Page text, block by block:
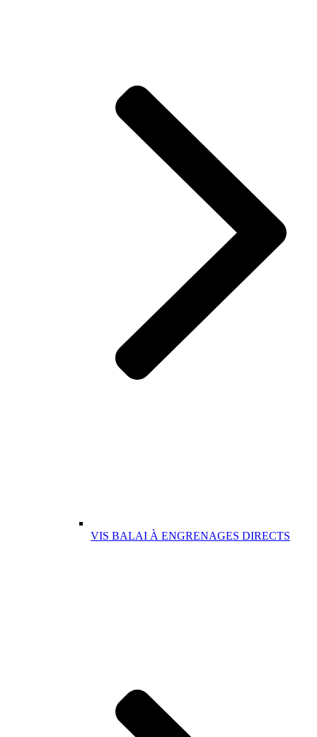
VIS BALAI À ENGRENAGES DIRECTS